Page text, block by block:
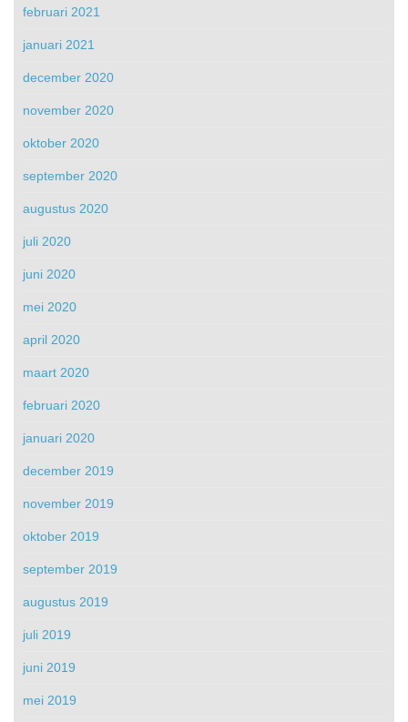
februari 2021
januari 2021
december 2020
november 2020
oktober 2020
september 2020
augustus 2020
juli 2020
juni 2020
mei 2020
april 2020
maart 2020
februari 2020
januari 2020
december 2019
november 2019
oktober 2019
september 2019
augustus 2019
juli 2019
juni 2019
mei 2019